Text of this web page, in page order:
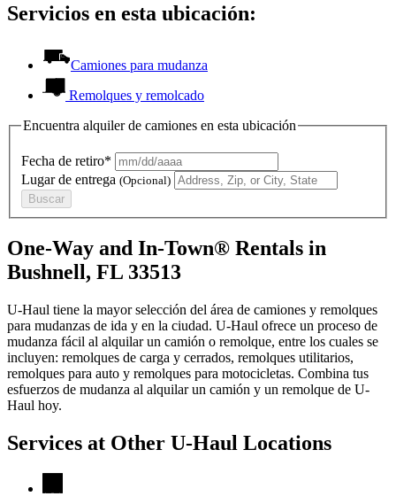
Servicios en esta ubicación:
Camiones para mudanza
Remolques y remolcado
Encuentra alquiler de camiones en esta ubicación
Fecha de retiro*
Lugar de entrega (Opcional)
Buscar
One-Way and In-Town® Rentals in
Bushnell, FL 33513
U-Haul tiene la mayor selección del área de camiones y remolques
para mudanzas de ida y en la ciudad. U-Haul ofrece un proceso de
mudanza fácil al alquilar un camión o remolque, entre los cuales se
incluyen: remolques de carga y cerrados, remolques utilitarios,
remolques para auto y remolques para motocicletas. Combina tus
esfuerzos de mudanza al alquilar un camión y un remolque de U-
Haul hoy.
Services at Other U-Haul Locations